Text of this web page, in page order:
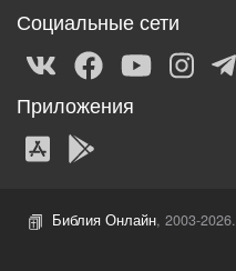
Социальные сети
Приложения
Библия Онлайн, 2003-2026.